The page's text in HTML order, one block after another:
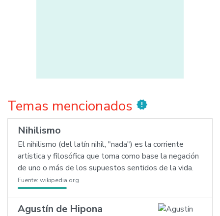
Temas mencionados new_releases
Nihilismo
El nihilismo (del latín nihil, "nada") es la corriente
artística y filosófica que toma como base la negación
de uno o más de los supuestos sentidos de la vida.
Fuente: wikipedia.org
Agustín de Hipona